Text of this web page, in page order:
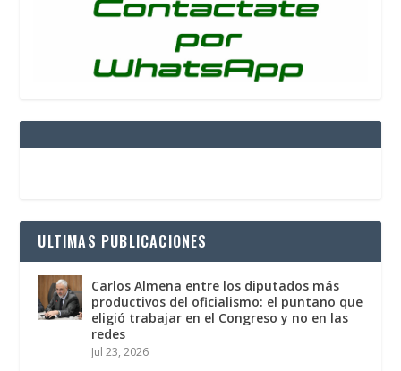
ULTIMAS PUBLICACIONES
Carlos Almena entre los diputados más
productivos del oficialismo: el puntano que
eligió trabajar en el Congreso y no en las
redes
Jul 23, 2026